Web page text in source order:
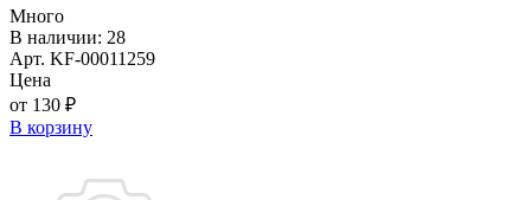
Много
В наличии: 28
Арт. KF-00011259
Цена
от 130 ₽
В корзину